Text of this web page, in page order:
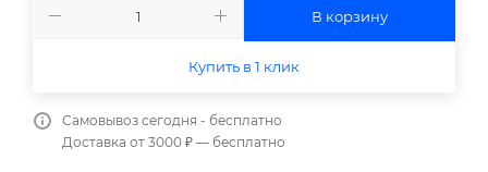
В корзину
Купить в 1 клик
Самовывоз сегодня - бесплатно
Доставка от 3000 ₽ — бесплатно